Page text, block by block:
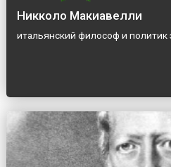
Никколо Макиавелли
итальянский философ и